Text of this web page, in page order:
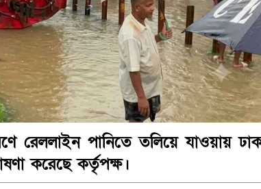
রেললাইন পানিতে তলিয়ে যাওয়ায়
করেছে কর্তৃপক্ষ।